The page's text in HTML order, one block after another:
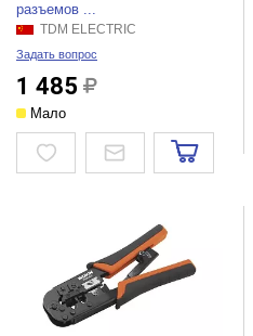
разъемов ...
TDM ELECTRIC
Задать вопрос
1 485
Мало